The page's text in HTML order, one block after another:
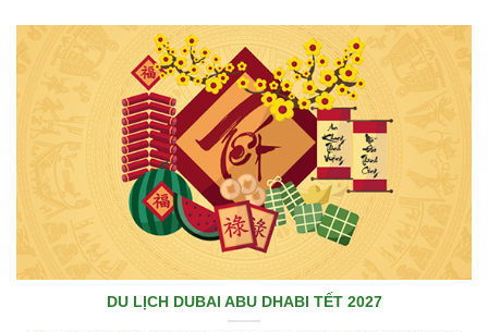
DU LỊCH DUBAI ABU DHABI TẾT 2027